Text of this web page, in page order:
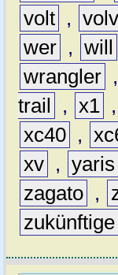
volt ,
wer , will
wrangler ,
trail
, x1 ,
xc40 ,
xv , yaris
zagato ,
zukünftige